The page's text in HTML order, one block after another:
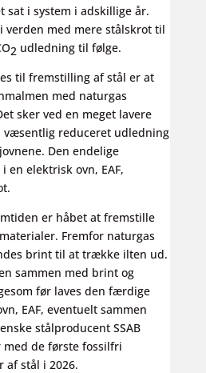
sat i system i adskillige år.
verden med mere stålskrot til
2 udledning til følge.
til fremstilling af stål er at
med naturgas
sker ved en meget lavere
væsentlig reduceret udledning
Den endelige
en elektrisk ovn, EAF,
er håbet at fremstille
Fremfor naturgas
brint til at trække ilten ud.
sammen med brint og
før laves den færdige
EAF, eventuelt sammen
stålproducent SSAB
de første fossilfri
stål i 2026.